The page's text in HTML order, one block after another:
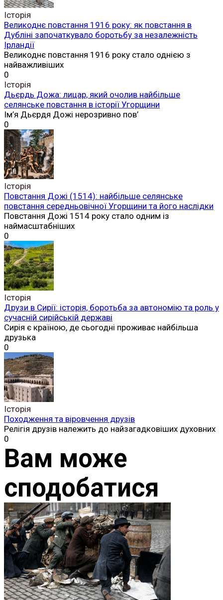
Історія
Великоднє повстання 1916 року: як повстання в
Дубліні започаткувало боротьбу за незалежність
Ірландії
Великоднє повстання 1916 року стало однією з
найважливіших
0
Історія
Дьєрдь Дожа: лицар, який очолив найбільше
селянське повстання в історії Угорщини
Ім’я Дьєрдя Дожі нерозривно пов’
0
Історія
Повстання Дожі (1514): найбільше селянське
повстання середньовічної Угорщини та його наслідки
Повстання Дожі 1514 року стало одним із
наймасштабніших
0
Історія
Друзи в Сирії: історія, боротьба за автономію та роль у
сучасній сирійській державі
Сирія є країною, де сьогодні проживає найбільша
друзька
0
Історія
Походження та віровчення друзів
Релігія друзів належить до найзагадковіших духовних
0
Вам може
сподобатися